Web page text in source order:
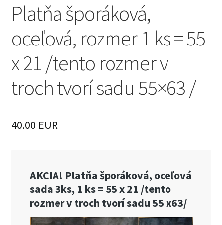
Platňa šporáková,
oceľová, rozmer 1 ks = 55
x 21 /tento rozmer v
troch tvorí sadu 55×63 /
40.00 EUR